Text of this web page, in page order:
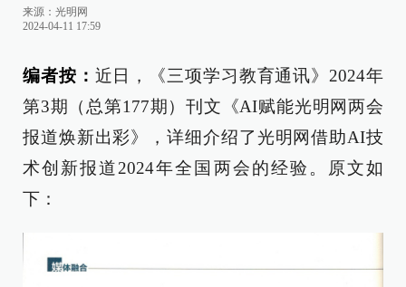
来源： 光明网
2024-04-11 17:59
编者按： 近日，《三项学习教育通讯》2024年
第3期（总第177期）刊文《AI赋能光明网两会
报道焕新出彩》，详细介绍了光明网借助AI技
术创新报道2024年全国两会的经验。原文如
下：